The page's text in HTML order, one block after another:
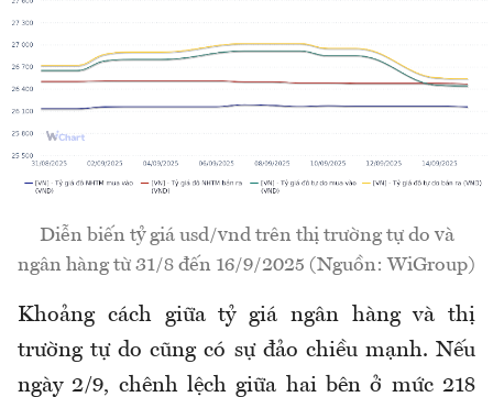
Diễn biến tỷ giá usd/vnd trên thị trường tự do và
ngân hàng từ 31/8 đến 16/9/2025 (Nguồn: WiGroup)
Khoảng cách giữa tỷ giá ngân hàng và thị
trường tự do cũng có sự đảo chiều mạnh. Nếu
ngày 2/9, chênh lệch giữa hai bên ở mức 218